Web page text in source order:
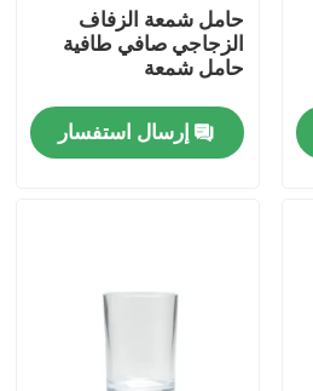
حامل شمعة الزفاف
الزجاجي صافي طافية
حامل شمعة
إرسال استفسار